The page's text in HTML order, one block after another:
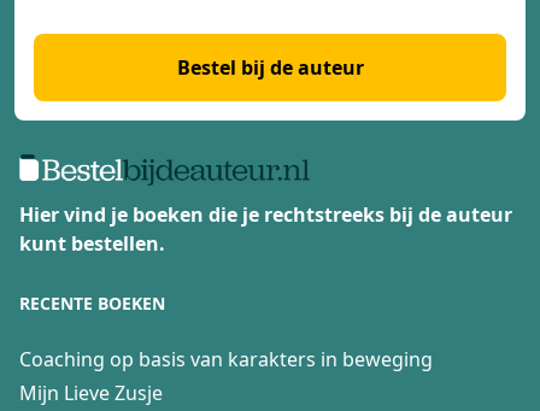
Bestel bij de auteur
Hier vind je boeken die je rechtstreeks bij de auteur
kunt bestellen.
RECENTE BOEKEN
Coaching op basis van karakters in beweging
Mijn Lieve Zusje